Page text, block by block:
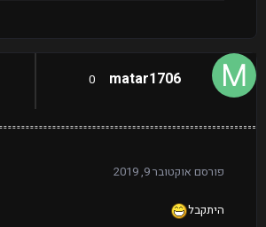
matar1706
0
פורסם אוקטובר 9, 2019
היתקבל